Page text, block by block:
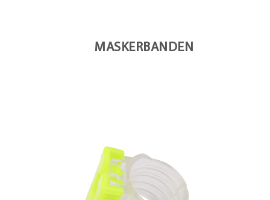
MASKERBANDEN